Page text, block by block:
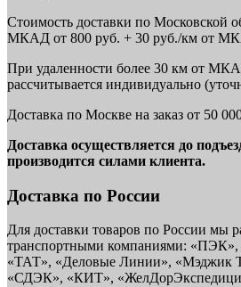
Стоимость доставки по Московской
МКАД от 800 руб. + 30 руб./км от
При удаленности более 30 км от
рассчитывается индивидуально
Доставка по Москве на заказ от 50
Доставка осуществляется до
производится силами клиента.
Доставка по России
Для доставки товаров по России мы
транспортными компаниями: «ПЭК»,
«ТАТ», «Деловые Линии», «Мэджик
«СДЭК», «КИТ»,